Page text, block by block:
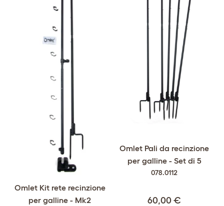
Omlet Kit rete recinzione
per galline - Mk2
Omlet Pali da recinzione
per galline - Set di 5
078.0112
60,00 €